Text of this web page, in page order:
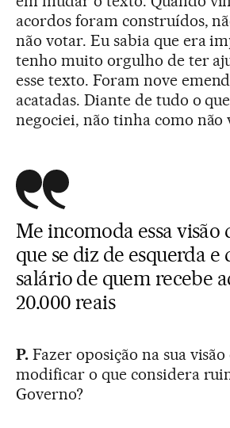
acordos foram construídos,
não votar. Eu sabia que era
tenho muito orgulho de ter
esse texto. Foram nove
acatadas. Diante de tudo o
negociei, não tinha como não
Me incomoda essa visão
que se diz de esquerda e
salário de quem recebe
20.000 reais
P. Fazer oposição na sua
modificar o que considera
Governo?